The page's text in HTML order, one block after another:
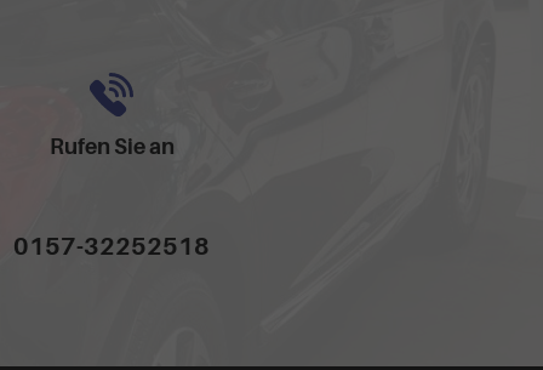
Rufen Sie an
0157-32252518